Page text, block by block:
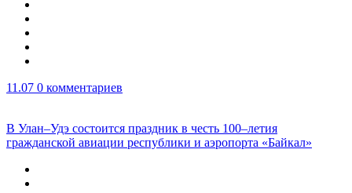
11.07 0 комментариев
В Улан–Удэ состоится праздник в честь 100–летия
гражданской авиации республики и аэропорта «Байкал»